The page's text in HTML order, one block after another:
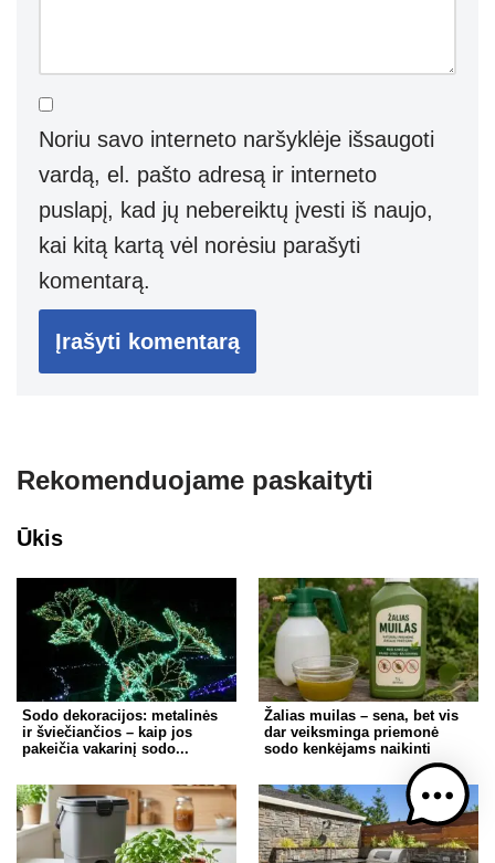
Noriu savo interneto naršyklėje išsaugoti
vardą, el. pašto adresą ir interneto
puslapį, kad jų nebereiktų įvesti iš naujo,
kai kitą kartą vėl norėsiu parašyti
komentarą.
Rekomenduojame paskaityti
Ūkis
Sodo dekoracijos: metalinės
ir šviečiančios – kaip jos
pakeičia vakarinį sodo...
Žalias muilas – sena, bet vis
dar veiksminga priemonė
sodo kenkėjams naikinti